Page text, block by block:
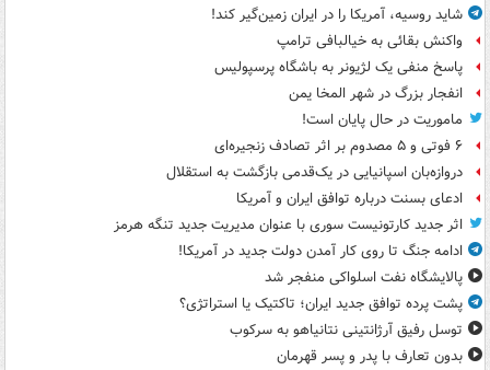
شاید روسیه، آمریکا را در ایران زمین‌گیر کند!
واکنش بقائی به خیالبافی ترامپ
پاسخ منفی یک لژیونر به باشگاه پرسپولیس
انفجار بزرگ در شهر المخا یمن
ماموریت در حال پایان است!
۶ فوتی و ۵ مصدوم بر اثر تصادف زنجیره‌ای
دروازه‌بان اسپانیایی در یک‌قدمی بازگشت به استقلال
ادعای بسنت درباره توافق ایران و آمریکا
اثر جدید کارتونیست سوری با عنوان مدیریت جدید تنگه هرمز
ادامه جنگ تا روی کار آمدن دولت جدید در آمریکا!
پالایشگاه نفت اسلواکی منفجر شد
پشت پرده توافق جدید ایران؛ تاکتیک یا استراتژی؟
توسل رفیق آرژانتینی نتانیاهو به سرکوب
بدون تعارف با پدر و پسر قهرمان